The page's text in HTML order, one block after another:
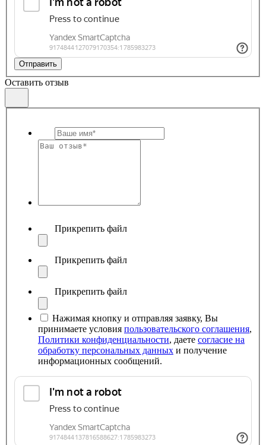
Отправить
Оставить отзыв
Прикрепить файл
Прикрепить файл
Прикрепить файл
Нажимая кнопку и отправляя заявку, Вы
принимаете условия пользовательского соглашения,
Политики конфиденциальности, даете согласие на
обработку персональных данных и получение
информационных сообщений.